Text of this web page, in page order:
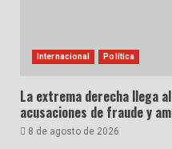
Internacional Política
La extrema derecha llega
acusaciones de fraude y
8 de agosto de 2026